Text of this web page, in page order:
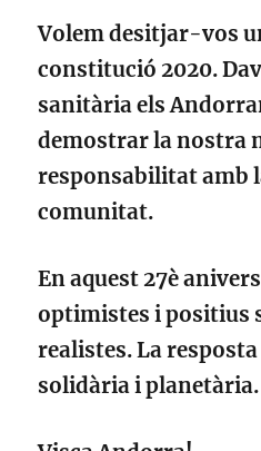
Volem desitjar-vos
constitució 2020.
sanitària els
demostrar la nostra
responsabilitat amb
comunitat.
En aquest 27è
optimistes i positius
realistes. La
solidària i planetària.